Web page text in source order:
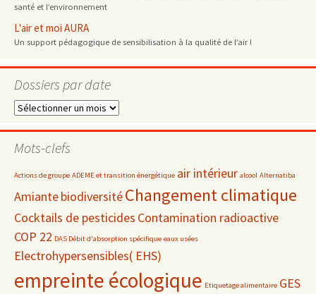
santé et l’environnement
L'air et moi AURA
Un support pédagogique de sensibilisation à la qualité de l’air !
Dossiers par date
Dossiers
date
Mots-clefs
Actions de groupe ADEME et transition énergétique air intérieur alcool Alternatiba
AmiantebiodiversitéChangement climatique
Cocktails de pesticides Contamination radioactive
COP 22 DAS Débit d'absorption spécifique eaux usées
Electrohypersensibles( EHS)
empreinte écologique Etiquetage alimentaire GES